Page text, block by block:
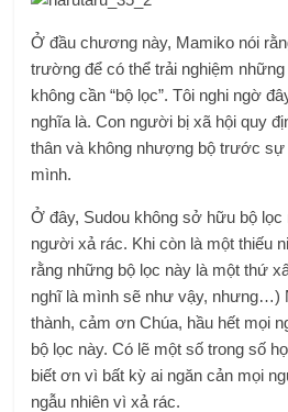
Ở đầu chương này, Mamiko nói
trường để có thể trải nghiệm
không cần “bộ lọc”. Tôi nghi ngờ
nghĩa là. Con người bị xã hội quy
thân và không nhượng bộ trước sự
mình.
Ở đây, Sudou không sở hữu bộ lọc
người xả rác. Khi còn là một thiếu
rằng những bộ lọc này là một thứ
nghĩ là mình sẽ như vậy, nhưng…)
thành, cảm ơn Chúa, hầu hết mọi
bộ lọc này. Có lẽ một số trong số
biết ơn vì bất kỳ ai ngăn cản mọi
ngẫu nhiên vì xả rác.